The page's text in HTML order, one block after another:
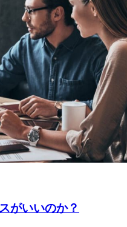
がいいのか？